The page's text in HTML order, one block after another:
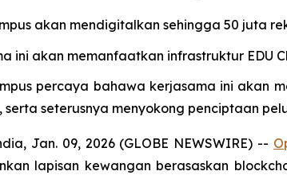
akan mendigitalkan sehingga 50 juta
ini akan memanfaatkan infrastruktur EDU
percaya bahawa kerjasama ini akan
serta seterusnya menyokong penciptaan
Jan. 09, 2026 (GLOBE NEWSWIRE) --
lapisan kewangan berasaskan